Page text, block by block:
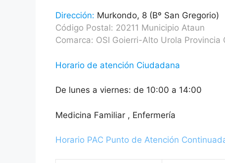
Dirección: Murkondo, 8 (Bº San Gregorio)
Código Postal: 20211 Municipio Ataun
Comarca: OSI Goierri-Alto Urola Provincia
Horario de atención Ciudadana
De lunes a viernes: de 10:00 a 14:00
Medicina Familiar , Enfermería
Horario PAC Punto de Atención